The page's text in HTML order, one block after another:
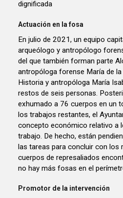
dignificada
Actuación en la fosa
En julio de 2021, un equipo
arqueólogo y antropólogo
del que también forman parte
antropóloga forense María de
Historia y antropóloga María
restos de seis personas.
exhumado a 76 cuerpos en un total de 14
los trabajos restantes, el
concepto económico relativo a
trabajo. De hecho, están
las tareas para concluir con los
cuerpos de represaliados
no hay más fosas en el
Promotor de la intervención